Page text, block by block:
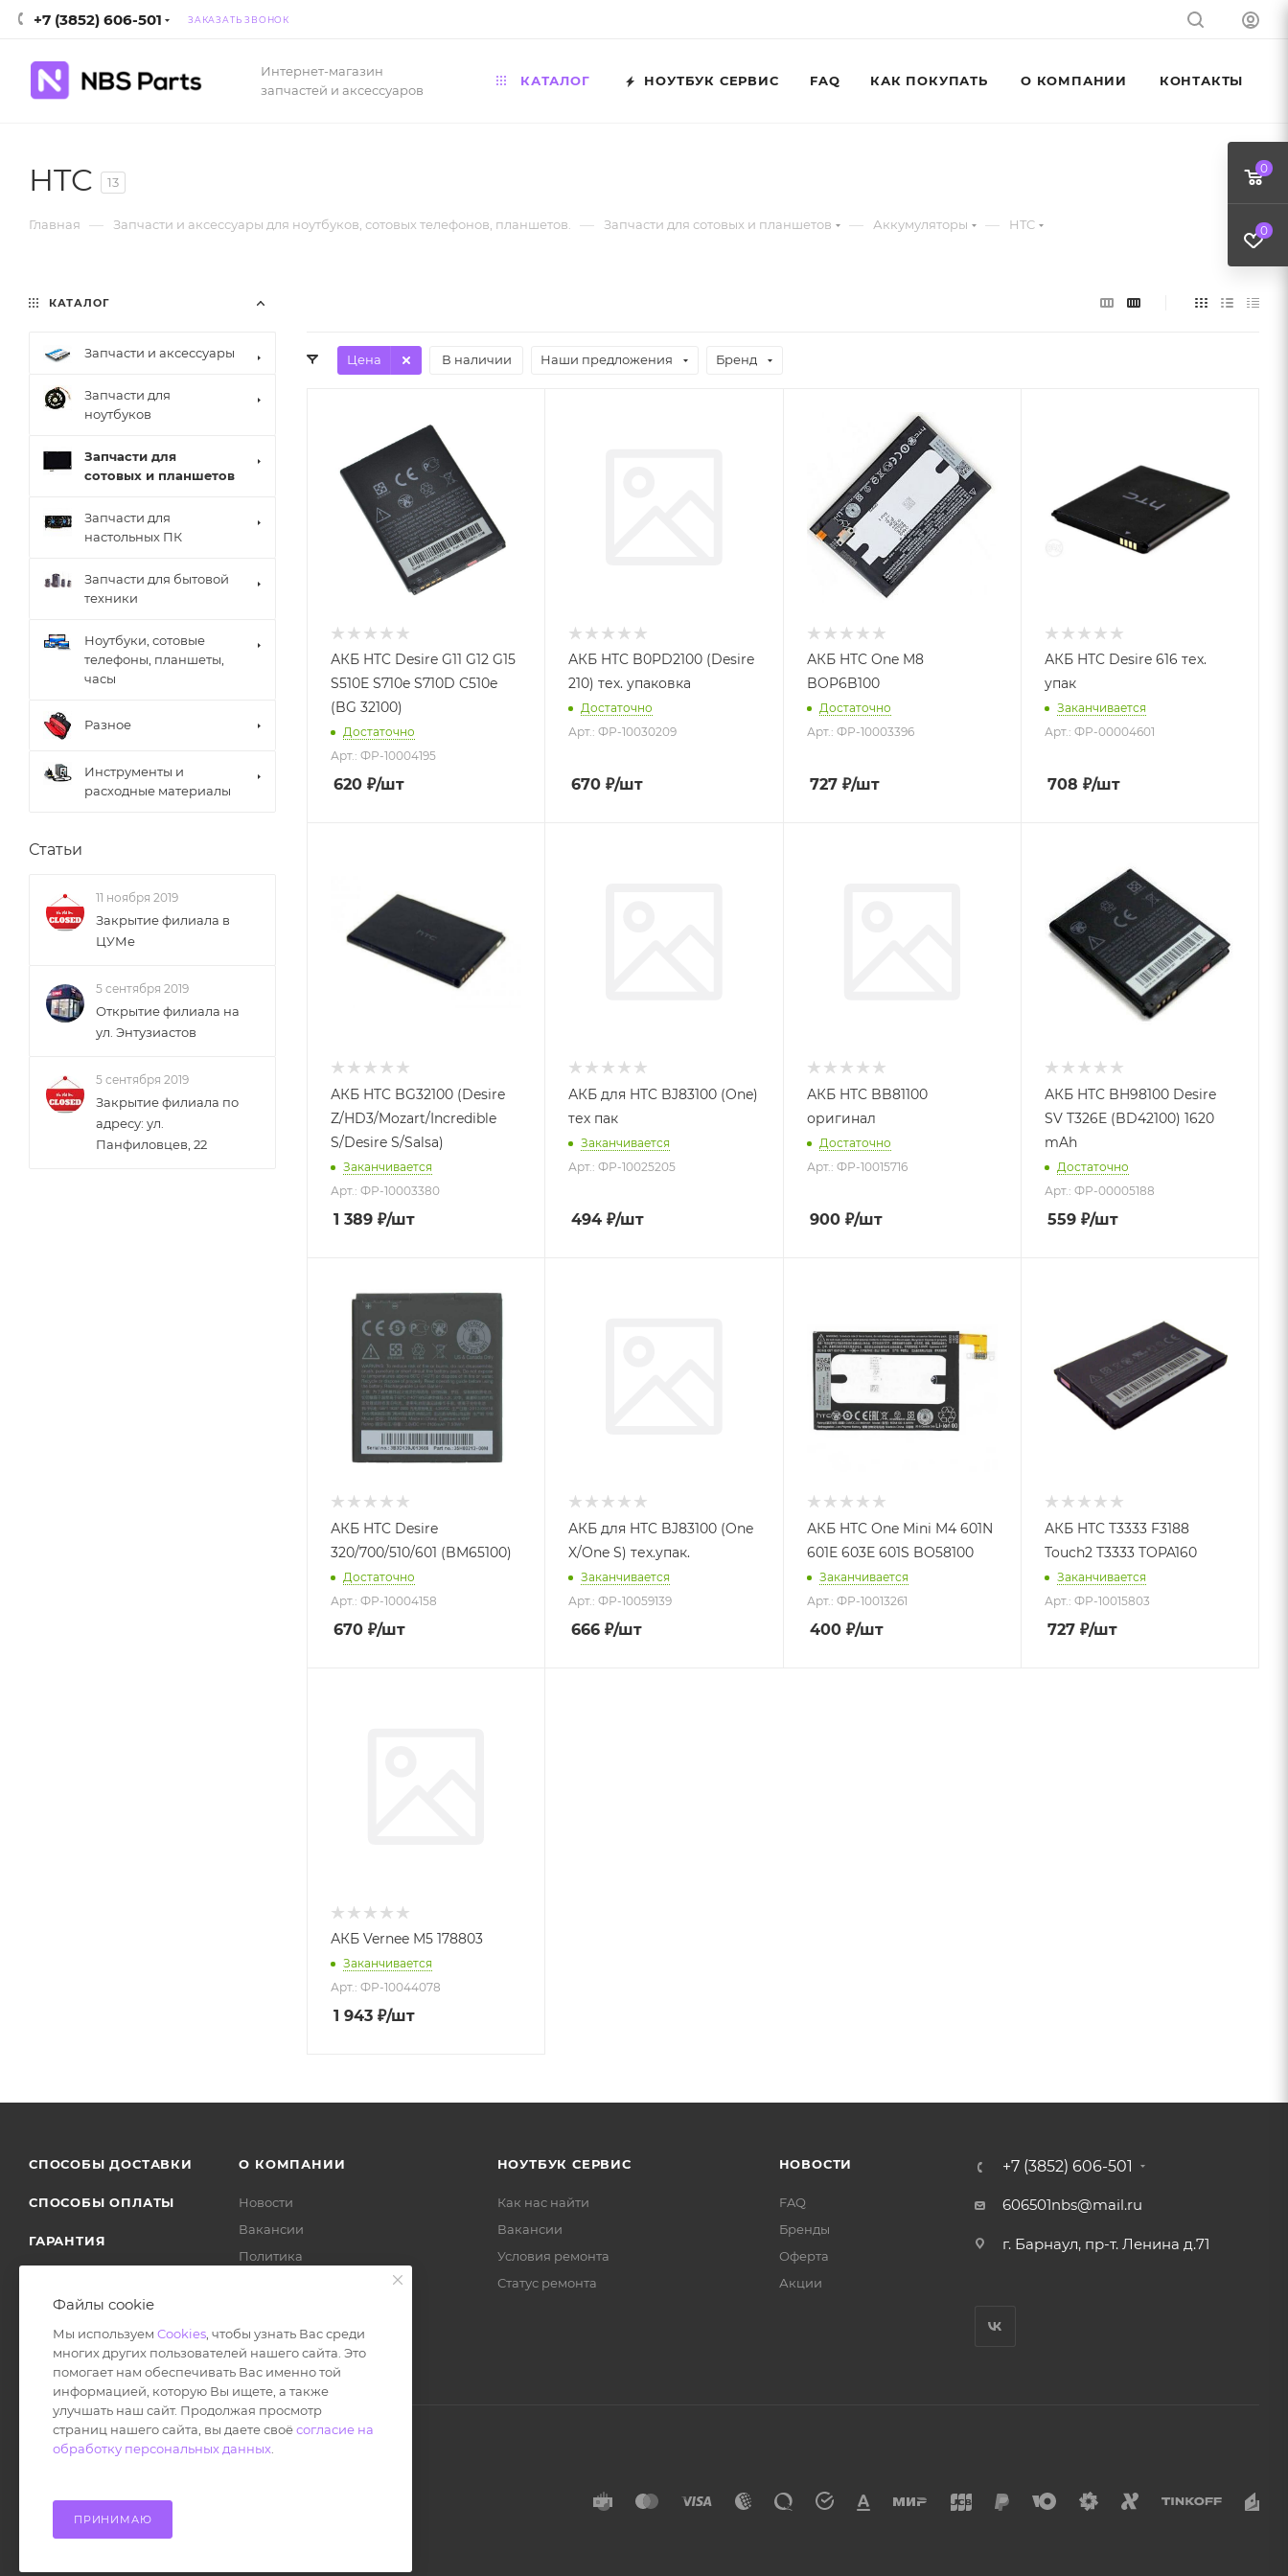
+7 (3852) 606-501 ЗАКАЗАТЬ ЗВОНОК
Интернет-магазин
запчастей и аксессуаров
КАТАЛОГ НОУТБУК СЕРВИС FAQ КАК ПОКУПАТЬ О КОМПАНИИ КОНТАКТЫ
HTC 13
Главная — Запчасти и аксессуары для ноутбуков, сотовых телефонов, планшетов. — Запчасти для сотовых и планшетов — Аккумуляторы — HTC
Цена В наличии Наши предложения Бренд
АКБ HTC Desire G11 G12 G15
S510E S710e S710D C510e
(BG 32100)
Достаточно
Арт.: ФР-10004195
620 ₽/шт
АКБ HTC B0PD2100 (Desire
210) тех. упаковка
Достаточно
Арт.: ФР-10030209
670 ₽/шт
АКБ HTC One M8
BOP6B100
Достаточно
Арт.: ФР-10003396
727₽/шт
АКБ HTC Desire 616 тех.
упак
Заканчивается
Арт.: ФР-00004601
708 ₽/шт
АКБ HTC BG32100 (Desire
Z/HD3/Mozart/Incredible
S/Desire S/Salsa)
Заканчивается
Арт.: ФР-10003380
1 389 ₽/шт
АКБ для HTC BJ83100 (One)
тех пак
Заканчивается
Арт.: ФР-10025205
494 ₽/шт
АКБ HTC BB81100
оригинал
Достаточно
Арт.: ФР-10015716
900₽/шт
АКБ HTC BH98100 Desire
SV T326E (BD42100) 1620
mAh
Достаточно
Арт.: ФР-00005188
559₽/шт
АКБ HTC Desire
320/700/510/601 (BM65100)
Достаточно
Арт.: ФР-10004158
670 ₽/шт
АКБ для HTC BJ83100 (One
X/One S) тех.упак.
Заканчивается
Арт.: ФР-10059139
666 ₽/шт
АКБ HTC One Mini M4 601N
601E 603E 601S BO58100
Заканчивается
Арт.: ФР-10013261
400₽/шт
АКБ HTC T3333 F3188
Touch2 T3333 TOPA160
Заканчивается
Арт.: ФР-10015803
727₽/шт
АКБ Vernee M5 178803
Заканчивается
Арт.: ФР-10044078
1 943 ₽/шт
КАТАЛОГ
Запчасти и аксессуары
Запчасти для
ноутбуков
Запчасти для
сотовых и планшетов
Запчасти для
настольных ПК
Запчасти для бытовой
техники
Ноутбуки, сотовые
телефоны, планшеты,
часы
Разное
Инструменты и
расходные материалы
Статьи
11 ноября 2019
Закрытие филиала в
ЦУМе
5 сентября 2019
Открытие филиала на
ул. Энтузиастов
5 сентября 2019
Закрытие филиала по
адресу: ул.
Панфиловцев, 22
СПОСОБЫ ДОСТАВКИ
СПОСОБЫ ОПЛАТЫ
ГАРАНТИЯ
О КОМПАНИИ
Новости
Вакансии
Политика
НОУТБУК СЕРВИС
Как нас найти
Вакансии
Условия ремонта
Статус ремонта
НОВОСТИ
FAQ
Бренды
Оферта
Акции
+7 (3852) 606-501
606501nbs@mail.ru
г. Барнаул, пр-т. Ленина д.71
0
0
Файлы cookie
Мы используем Cookies , чтобы узнать Вас среди
многих других пользователей нашего сайта. Это
помогает нам обеспечивать Вас именно той
информацией, которую Вы ищете, а также
улучшать наш сайт. Продолжая просмотр
страниц нашего сайта, вы даете своёсогласие на
обработку персональных данных
ПРИНИМАЮ